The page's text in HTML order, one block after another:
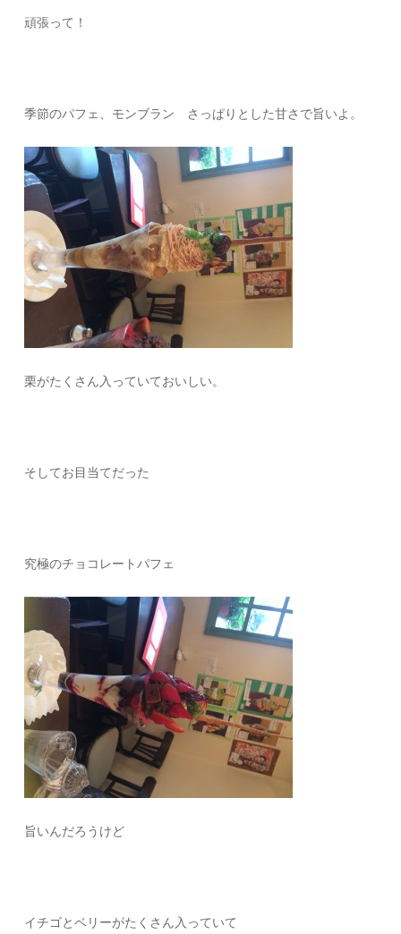
頑張って！
季節のパフェ、モンブラン さっぱりとした甘さで旨いよ。
栗がたくさん入っていておいしい。
そしてお目当てだった
究極のチョコレートパフェ
旨いんだろうけど
イチゴとベリーがたくさん入っていて